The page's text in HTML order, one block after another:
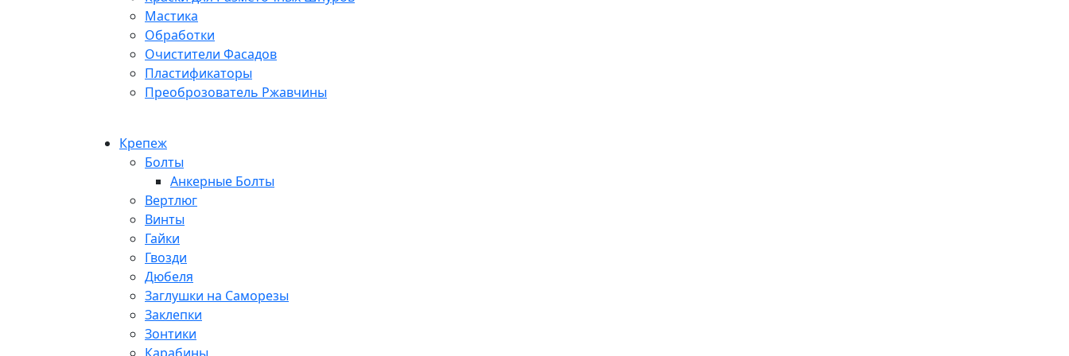
Мастика
Обработки
Очистители Фасадов
Пластификаторы
Преоброзователь Ржавчины
Крепеж
Болты
Анкерные Болты
Вертлюг
Винты
Гайки
Гвозди
Дюбеля
Заглушки на Саморезы
Заклепки
Зонтики